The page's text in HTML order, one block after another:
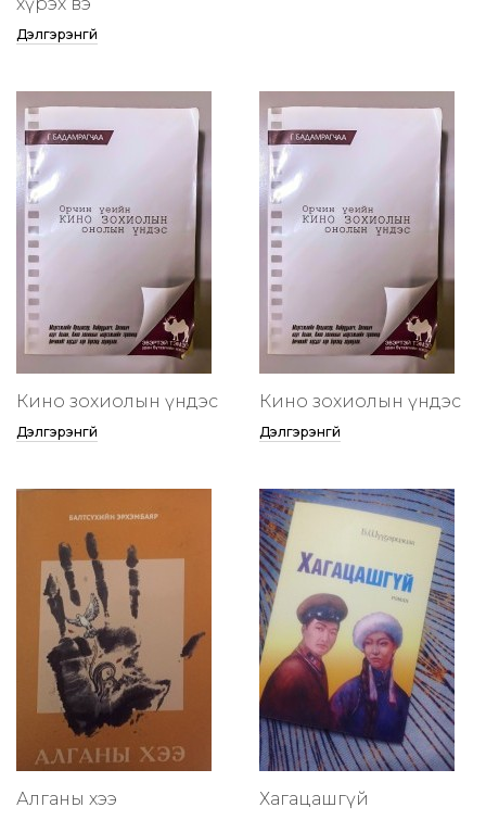
Дэлгэрэнгүй
Кино зохиолын үндэс
Дэлгэрэнгүй
Кино зохиолын үндэс
Дэлгэрэнгүй
Алганы хээ Хагацашгүй